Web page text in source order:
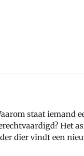
staat iemand
Het
dier vindt een